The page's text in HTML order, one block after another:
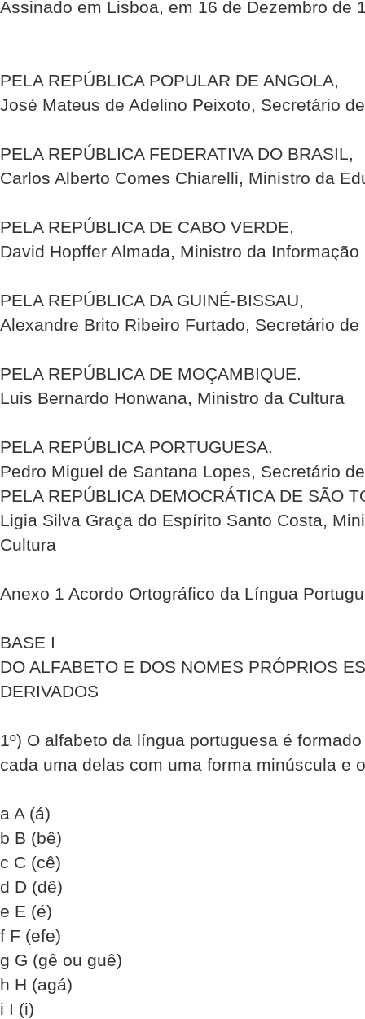
Assinado em Lisboa, em 16 de Dezembro de
PELA REPÚBLICA POPULAR DE ANGOLA,
José Mateus de Adelino Peixoto, Secretário
PELA REPÚBLICA FEDERATIVA DO BRASIL,
Carlos Alberto Comes Chiarelli, Ministro da
PELA REPÚBLICA DE CABO VERDE,
David Hopffer Almada, Ministro da
PELA REPÚBLICA DA GUINÉ-BISSAU,
Alexandre Brito Ribeiro Furtado, Secretário
PELA REPÚBLICA DE MOÇAMBIQUE.
Luis Bernardo Honwana, Ministro da Cultura
PELA REPÚBLICA PORTUGUESA.
Pedro Miguel de Santana Lopes, Secretário
PELA REPÚBLICA DEMOCRÁTICA DE SÃO
Ligia Silva Graça do Espírito Santo Costa,
Cultura
Anexo 1 Acordo Ortográfico da Língua
BASE I
DO ALFABETO E DOS NOMES PRÓPRIOS
DERIVADOS
1º) O alfabeto da língua portuguesa é
cada uma delas com uma forma minúscula e
a A (á)
b B (bê)
c C (cê)
d D (dê)
e E (é)
f F (efe)
g G (gê ou guê)
h H (agá)
i I (i)